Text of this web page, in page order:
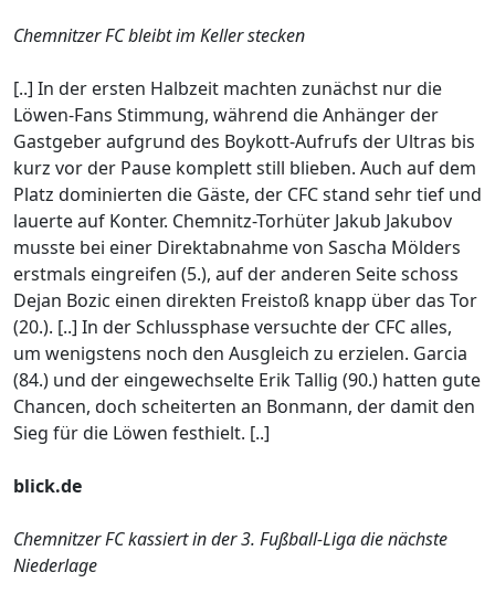
Chemnitzer FC bleibt im Keller stecken
[..] In der ersten Halbzeit machten zunächst nur die
Löwen-Fans Stimmung, während die Anhänger der
Gastgeber aufgrund des Boykott-Aufrufs der Ultras bis
kurz vor der Pause komplett still blieben. Auch auf dem
Platz dominierten die Gäste, der CFC stand sehr tief und
lauerte auf Konter. Chemnitz-Torhüter Jakub Jakubov
musste bei einer Direktabnahme von Sascha Mölders
erstmals eingreifen (5.), auf der anderen Seite schoss
Dejan Bozic einen direkten Freistoß knapp über das Tor
(20.). [..] In der Schlussphase versuchte der CFC alles,
um wenigstens noch den Ausgleich zu erzielen. Garcia
(84.) und der eingewechselte Erik Tallig (90.) hatten gute
Chancen, doch scheiterten an Bonmann, der damit den
Sieg für die Löwen festhielt. [..]
blick.de
Chemnitzer FC kassiert in der 3. Fußball-Liga die nächste
Niederlage